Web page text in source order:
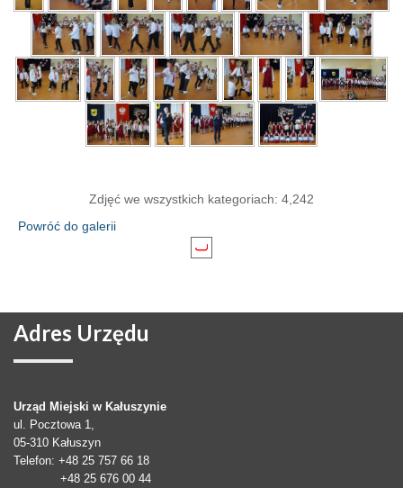
Zdjęć we wszystkich kategoriach: 4,242
Powróć do galerii
Adres Urzędu
Urząd Miejski w Kałuszynie
ul. Pocztowa 1,
05-310 Kałuszyn
Telefon: +48 25 757 66 18
+48 25 676 00 44